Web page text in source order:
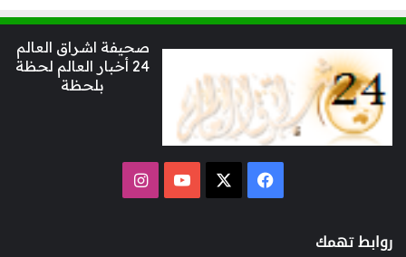
صحيفة اشراق العالم
24 أخبار العالم لحظة
بلحظة
فيسبوك ‫YouTubeانستقرام
روابط تهمك